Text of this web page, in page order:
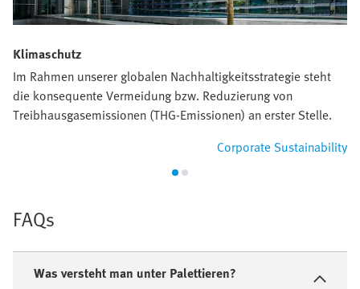
Klimaschutz
Im Rahmen unserer globalen Nachhaltigkeitsstrategie steht
die konsequente Vermeidung bzw. Reduzierung von
Treibhausgasemissionen (THG-Emissionen) an erster Stelle.
Corporate Sustainability
FAQs
Was versteht man unter Palettieren?